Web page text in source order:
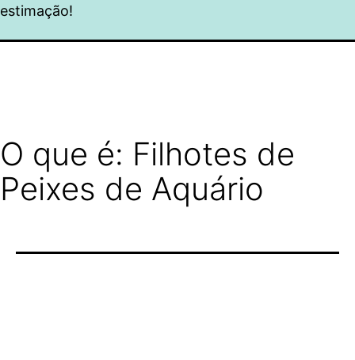
estimação!
O que é: Filhotes de
Peixes de Aquário